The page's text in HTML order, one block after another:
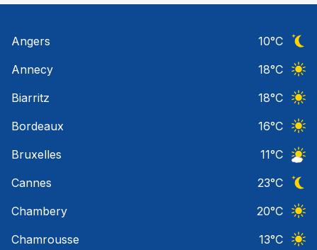
Angers 10°C
Annecy
18°C
Biarritz
18°C
Bordeaux
16°C
Bruxelles
11°C
Cannes
23°C
Chambery
20°C
Chamrousse
13°C